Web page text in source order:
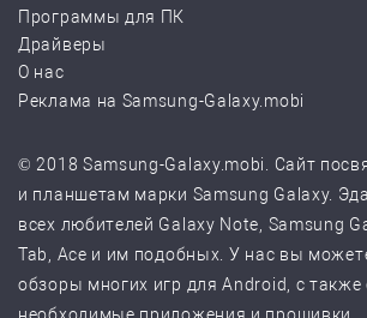
Программы для ПК
Драйверы
О нас
Реклама на Samsung-Galaxy.mobi
© 2018 Samsung-Galaxy.mobi. Сайт
и планшетам марки Samsung Galaxy.
всех любителей Galaxy Note, Samsung
Tab, Ace и им подобных. У нас вы
обзоры многих игр для Android, с также